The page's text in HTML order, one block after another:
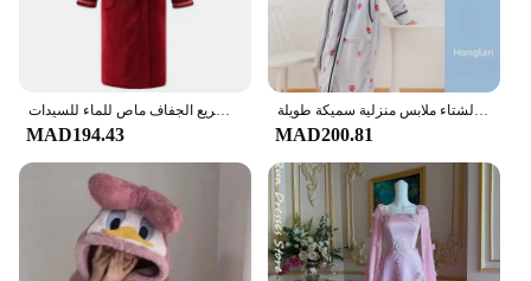
رداء حمام نسائي سميك صيفي مثير لصالونات التجميل رداء فندق سريع الجفاف ماص للماء للسيدات
MAD194.43
رداء نسائي من الصوف المرجاني ملابس نوم شتوية رداء حمام دافئ للخريف/الشتاء ملابس منزلية سميكة طويلة
MAD200.81